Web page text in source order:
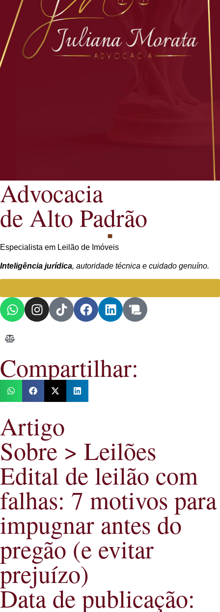
Advocacia
de Alto Padrão
Especialista em Leilão de Imóveis
Inteligência jurídica, autoridade técnica e cuidado genuíno.
Compartilhar:
Artigo
Sobre > Leilões
Edital de leilão com
falhas: 7 motivos para
impugnar antes do
pregão (e evitar
prejuízo)
Data de publicação: